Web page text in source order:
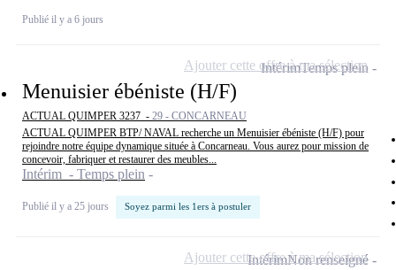
Publié il y a 6 jours
Menuisier ébéniste (H/F)
ACTUAL QUIMPER 3237 - 29 - CONCARNEAU
ACTUAL QUIMPER BTP/ NAVAL recherche un Menuisier ébéniste (H/F) pour
rejoindre notre équipe dynamique située à Concarneau. Vous aurez pour mission de
concevoir, fabriquer et restaurer des meubles...
Intérim - Temps plein
Publié il y a 25 jours Soyez parmi les 1ers à postuler
IntérimTemps plein
Ajouter cette offre à ma sélection
IntérimNon renseigné
Ajouter cette offre à ma sélection